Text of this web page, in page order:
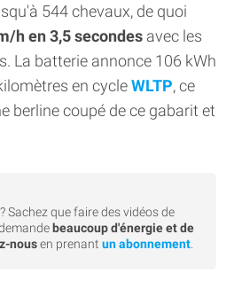
544 chevaux, de quoi
h en 3,5 secondes avec les
La batterie annonce 106 kWh
en cycleWLTP, ce
berline coupé de ce gabarit et
Sachez que faire des vidéos de
beaucoup d'énergie et de
nousen prenant un abonnement